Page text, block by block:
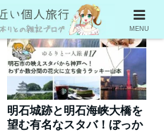
明石城跡と明石海峡大橋を
望む有名なスタバ！ぼっか
MENU